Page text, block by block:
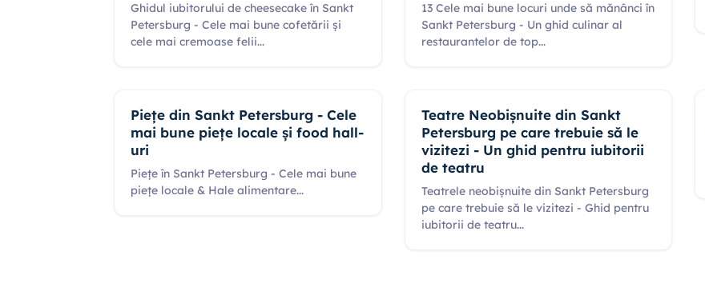
Ghidul iubitorului de cheesecake în Sankt
Petersburg - Cele mai bune cofetării și
cele mai cremoase felii...
13 Cele mai bune locuri unde să mănânci în
Sankt Petersburg - Un ghid culinar al
restaurantelor de top...
Piețe din Sankt Petersburg - Cele
mai bune piețe locale și food hall-
uri
Piețe în Sankt Petersburg - Cele mai bune
piețe locale & Hale alimentare...
Teatre Neobișnuite din Sankt
Petersburg pe care trebuie să le
vizitezi - Un ghid pentru iubitorii
de teatru
Teatrele neobișnuite din Sankt Petersburg
pe care trebuie să le vizitezi - Ghid pentru
iubitorii de teatru...